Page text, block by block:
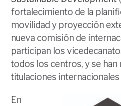
fortalecimiento de la
movilidad y proyección
nueva comisión de
participan los
todos los centros, y se han
titulaciones internacionales
En